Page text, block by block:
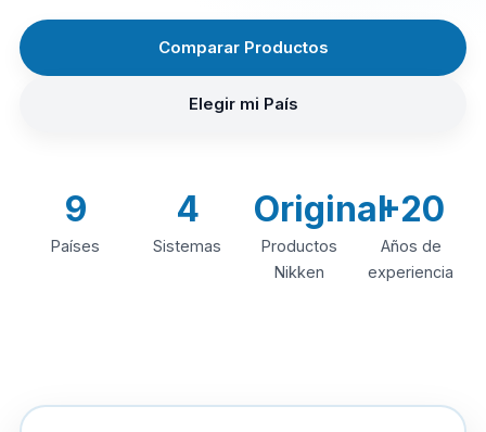
Comparar Productos
Elegir mi País
9
Países
4
Sistemas
Original
Productos
Nikken
+20
Años de
experiencia